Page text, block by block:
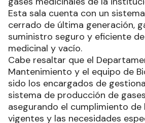
Esta sala cuenta con un
cerrado de última generación,
suministro seguro y eficiente
medicinal y vacío.
Cabe resaltar que el
Mantenimiento y el equipo de
sido los encargados de
sistema de producción de
asegurando el cumplimiento de
vigentes y las necesidades